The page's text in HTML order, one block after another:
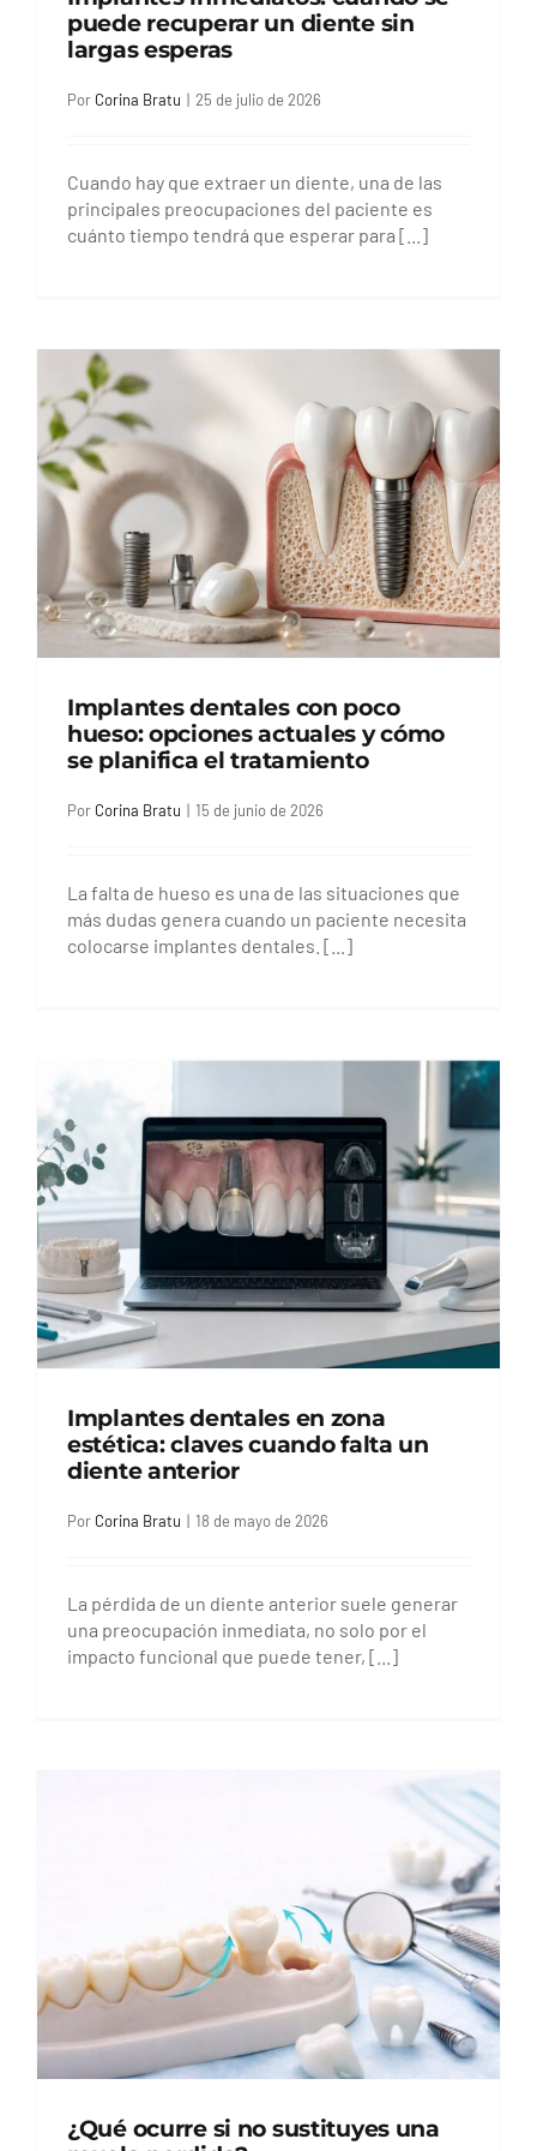
puede recuperar un diente sin
largas esperas
Por Corina Bratu | 25 de julio de 2026
Cuando hay que extraer un diente, una de las
principales preocupaciones del paciente es
cuánto tiempo tendrá que esperar para [...]
Implantes dentales con poco
hueso: opciones actuales y cómo
se planifica el tratamiento
Por Corina Bratu | 15 de junio de 2026
La falta de hueso es una de las situaciones que
más dudas genera cuando un paciente necesita
colocarse implantes dentales. [...]
Implantes dentales en zona
estética: claves cuando falta un
diente anterior
Por Corina Bratu | 18 de mayo de 2026
La pérdida de un diente anterior suele generar
una preocupación inmediata, no solo por el
impacto funcional que puede tener, [...]
¿Qué ocurre si no sustituyes una